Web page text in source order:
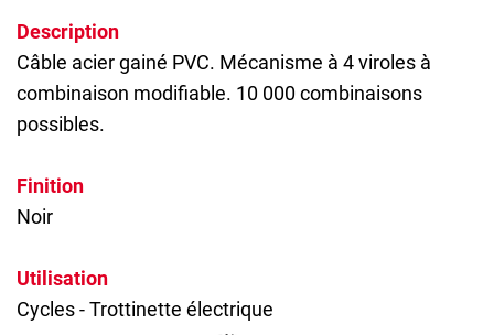
Description
Câble acier gainé PVC. Mécanisme à 4 viroles à
combinaison modifiable. 10 000 combinaisons
possibles.
Finition
Noir
Utilisation
Cycles - Trottinette électrique